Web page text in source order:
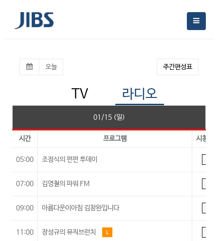
오늘
TV 라디오
주간편성표
01/15 (일)
시간 프로그램 시청등
05:00 조정식의 펀펀 투데이
07:00 김영철의 파워 FM
09:00 아름다운이아침 김창완입니다
11:00 장성규의 뮤직브런치 L